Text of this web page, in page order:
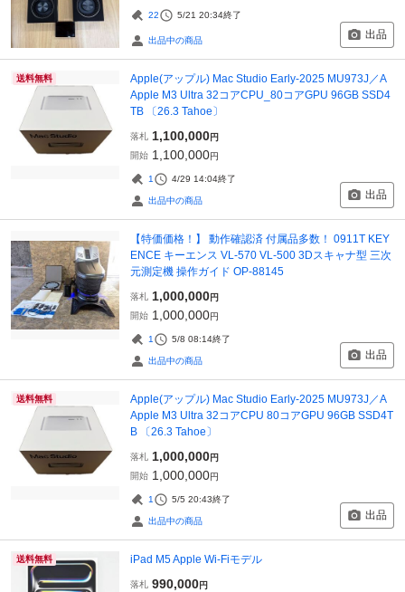
22 5/21 20:34終了
出品中の商品 出品
送料無料
Apple(アップル) Mac Studio Early-2025 MU973J／A
Apple M3 Ultra 32コアCPU_80コアGPU 96GB SSD4
TB 〔26.3 Tahoe〕
落札 1,100,000円
開始 1,100,000円
1 4/29 14:04終了
出品中の商品 出品
【特価価格！】 動作確認済 付属品多数！ 0911T KEY
ENCE キーエンス VL-570 VL-500 3Dスキャナ型 三次
元測定機 操作ガイド OP-88145
落札 1,000,000円
開始 1,000,000円
1 5/8 08:14終了
出品中の商品 出品
送料無料
Apple(アップル) Mac Studio Early-2025 MU973J／A
Apple M3 Ultra 32コアCPU 80コアGPU 96GB SSD4T
B 〔26.3 Tahoe〕
落札 1,000,000円
開始 1,000,000円
1 5/5 20:43終了
出品中の商品 出品
送料無料 iPad M5 Apple Wi-Fiモデル
落札 990,000円